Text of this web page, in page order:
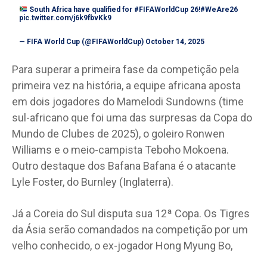
South Africa have qualified for #FIFAWorldCup26!#WeAre26
pic.twitter.com/j6k9fbvKk9
— FIFA World Cup (@FIFAWorldCup) October 14, 2025
Para superar a primeira fase da competição pela
primeira vez na história, a equipe africana aposta
em dois jogadores do Mamelodi Sundowns (time
sul-africano que foi uma das surpresas da Copa do
Mundo de Clubes de 2025), o goleiro Ronwen
Williams e o meio-campista Teboho Mokoena.
Outro destaque dos Bafana Bafana é o atacante
Lyle Foster, do Burnley (Inglaterra).
Já a Coreia do Sul disputa sua 12ª Copa. Os Tigres
da Ásia serão comandados na competição por um
velho conhecido, o ex-jogador Hong Myung Bo,